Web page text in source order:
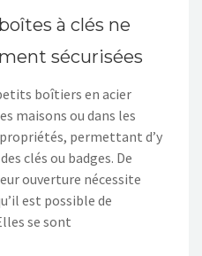
à clés ne
sécurisées
boîtiers en acier
maisons ou dans les
permettant d’y
clés ou badges. De
ouverture nécessite
est possible de
se sont